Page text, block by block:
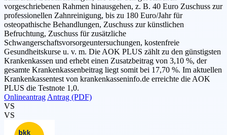
vorgeschriebenen Rahmen hinausgehen, z. B. 40 Euro Zuschuss zur
professionellen Zahnreinigung, bis zu 180 Euro/Jahr für
osteopathische Behandlungen, Zuschuss zur künstlichen
Befruchtung, Zuschuss für zusätzliche
Schwangerschaftsvorsorgeuntersuchungen, kostenfreie
Gesundheitskurse u. v. m. Die AOK PLUS zählt zu den günstigsten
Krankenkassen und erhebt einen Zusatzbeitrag von 3,10 %, der
gesamte Krankenkassenbeitrag liegt somit bei 17,70 %. Im aktuellen
Krankenkassentest von krankenkasseninfo.de erreichte die AOK
PLUS die Testnote 1,0.
Onlineantrag Antrag (PDF)
VS
VS